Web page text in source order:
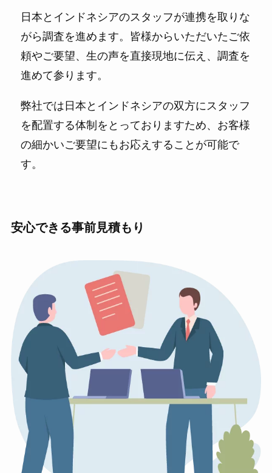
日本とインドネシアのスタッフが連携を取りな
がら調査を進めます。皆様からいただいたご依
頼やご要望、生の声を直接現地に伝え、調査を
進めて参ります。
弊社では日本とインドネシアの双方にスタッフ
を配置する体制をとっておりますため、お客様
の細かいご要望にもお応えすることが可能で
す。
安心できる事前見積もり